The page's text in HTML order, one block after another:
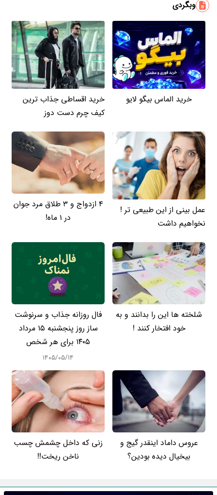
وبگردی
خرید الماس بیگو لایو
خرید اقساطی جذاب ترین
کیف چرم دست دوز
عمل بینی از این طبیعی تر !
نخواهیم داشت
4 ازدواج و 3 طلاق مرد جوان
در 1 ماه!
شلخته ها این را بدانند و به
خود افتخار کنند !
فال روزانه جذاب و سرنوشت
ساز روز پنجشنبه ۱۵ مرداد
۱۴۰۵ برای هر شخص
۱۴۰۵/۰۵/۱۴
عروس داماد اینقدر گیج و
بیخیال دیده بودین؟
زنی که داخل چشمش چسب
ناخن ریخت!!